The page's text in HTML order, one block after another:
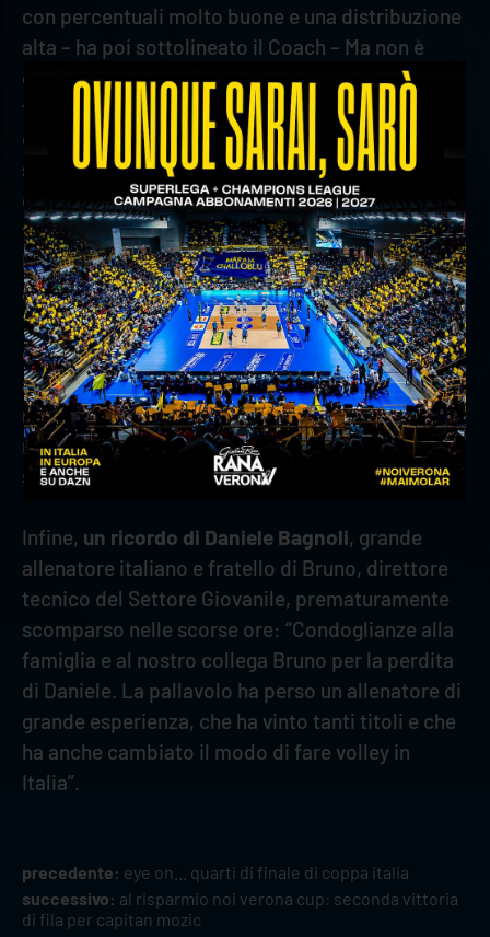
con percentuali molto buone e una distribuzione
alta – ha poi sottolineato il Coach – Ma non è
questo l’unico reparto del nostro gioco
fondamentale per vincere una partita come
quella contro Piacenza. Se le permetti di
staccarti di tre, quattro punti, poi diventa
difficile recuperare, serve una mentalità molto
fredda e la tecnica che prevalga sul fisico.
Dobbiamo giocare una pallavolo di alto livello,
altrimenti risulta complicato. Mozic? Si allena al
100%, come lavoro e impegno è al massimo,
come gioco è perfetto: a muro, in difesa, in
attacco è arrivato ai suoi livelli ma può ancora
migliorare e sono certo che lo farà, perché è
molto concentrato ed esigente nei confronti di
sé stesso”.
Infine, un ricordo di Daniele Bagnoli, grande
allenatore italiano e fratello di Bruno, direttore
tecnico del Settore Giovanile, prematuramente
scomparso nelle scorse ore: “Condoglianze alla
famiglia e al nostro collega Bruno per la perdita
di Daniele. La pallavolo ha perso un allenatore di
grande esperienza, che ha vinto tanti titoli e che
ha anche cambiato il modo di fare volley in
Italia”.
precedente: eye on... quarti di finale di coppa italia
successivo: al risparmio noi verona cup: seconda vittoria
di fila per capitan mozic